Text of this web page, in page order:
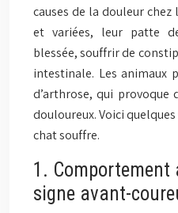
causes de la douleur
et variées, leur patte
blessée, souffrir de
intestinale. Les animaux
d’arthrose, qui provoque
douloureux. Voici
chat souffre.
1. Comportement
signe avant-